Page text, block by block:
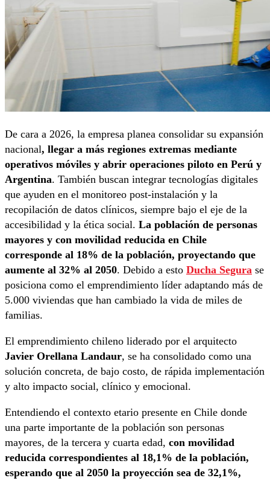
De cara a 2026, la empresa planea consolidar su expansión
nacional, llegar a más regiones extremas mediante
operativos móviles y abrir operaciones piloto en Perú y
Argentina. También buscan integrar tecnologías digitales
que ayuden en el monitoreo post-instalación y la
recopilación de datos clínicos, siempre bajo el eje de la
accesibilidad y la ética social. La población de personas
mayores y con movilidad reducida en Chile
corresponde al 18% de la población, proyectando que
aumente al 32% al 2050. Debido a esto Ducha Segura se
posiciona como el emprendimiento líder adaptando más de
5.000 viviendas que han cambiado la vida de miles de
familias.
El emprendimiento chileno liderado por el arquitecto
Javier Orellana Landaur, se ha consolidado como una
solución concreta, de bajo costo, de rápida implementación
y alto impacto social, clínico y emocional.
Entendiendo el contexto etario presente en Chile donde
una parte importante de la población son personas
mayores, de la tercera y cuarta edad, con movilidad
reducida correspondientes al 18,1% de la población,
esperando que al 2050 la proyección sea de 32,1%,